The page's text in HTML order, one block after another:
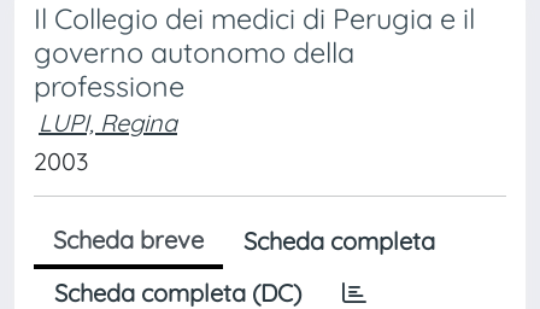
Il Collegio dei medici di Perugia e il
governo autonomo della
professione
LUPI, Regina
2003
Scheda breve
Scheda completa
Scheda completa (DC)